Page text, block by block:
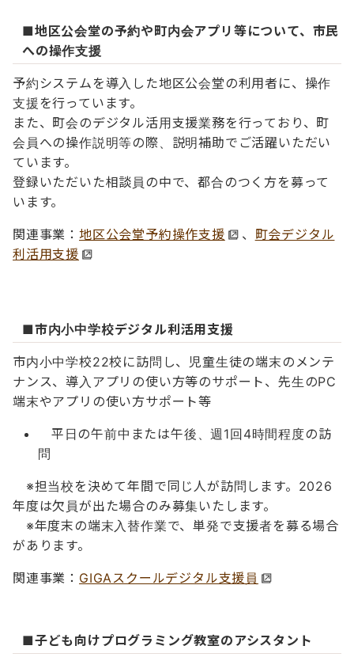
■地区公会堂の予約や町内会アプリ等について、市民
への操作支援
予約システムを導入した地区公会堂の利用者に、操作
支援を行っています。
また、町会のデジタル活用支援業務を行っており、町
会員への操作説明等の際、説明補助でご活躍いただい
ています。
登録いただいた相談員の中で、都合のつく方を募って
います。
関連事業： 地区公会堂予約操作支援 、 町会デジタル
利活用支援
■市内小中学校デジタル利活用支援
市内小中学校22校に訪問し、児童生徒の端末のメンテ
ナンス、導入アプリの使い方等のサポート、先生のPC
端末やアプリの使い方サポート等
平日の午前中または午後、週1回4時間程度の訪
問
※担当校を決めて年間で同じ人が訪問します。2026
年度は欠員が出た場合のみ募集いたします。
※年度末の端末入替作業で、単発で支援者を募る場合
があります。
関連事業： GIGAスクールデジタル支援員
■子ども向けプログラミング教室のアシスタント